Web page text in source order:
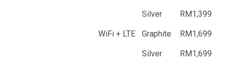
Silver RM1,399
WiFi + LTE Graphite RM1,699
Silver RM1,699